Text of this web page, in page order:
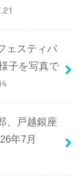
ェスティバ
子を写真で
、戸越銀座
年7月